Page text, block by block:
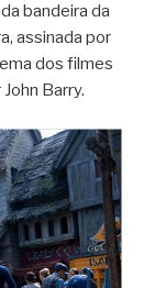
bandeira da
assinada por
dos filmes
Barry.